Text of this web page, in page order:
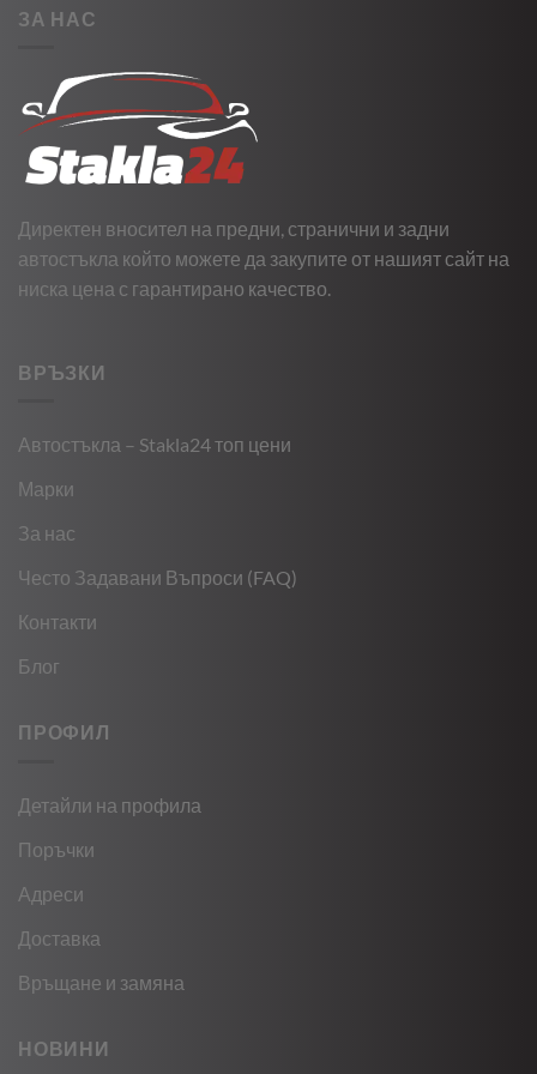
ЗА НАС
Директен вносител на предни, странични и задни
автостъкла който можете да закупите от нашият сайт на
ниска цена с гарантирано качество.
ВРЪЗКИ
Автостъкла – Stakla24 топ цени
Марки
За нас
Често Задавани Въпроси (FAQ)
Контакти
Блог
ПРОФИЛ
Детайли на профила
Поръчки
Адреси
Доставка
Връщане и замяна
НОВИНИ